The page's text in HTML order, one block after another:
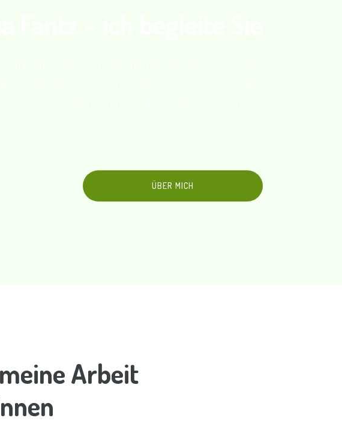
ÜBER MICH
Arbeit